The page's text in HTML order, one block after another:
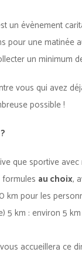
un évènement
pour une matinée
un minimum
vous qui avez
possible !
que sportive
au choix,
km pour les
5 km : environ 5
accueillera ce